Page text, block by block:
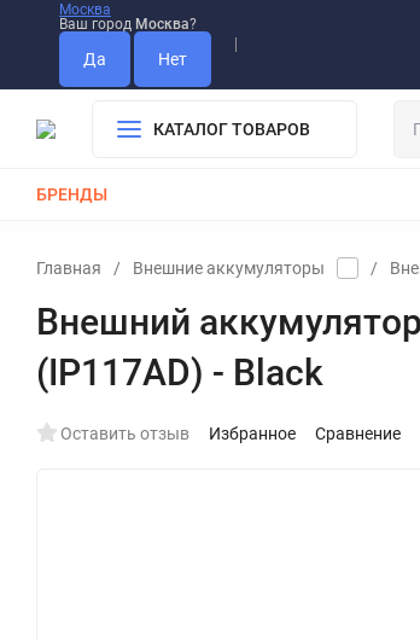
Москва
Ваш город Москва?
КАТАЛОГ ТОВАРОВ
БРЕНДЫ
Главная / Внешние аккумуляторы /
Внешний
(IP117AD) - Black
Оставить отзыв Избранное Сравнение